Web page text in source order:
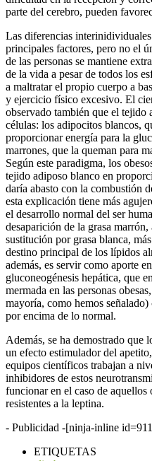
parte del cerebro, pueden
Las diferencias
principales factores, pero no el
de las personas se mantiene
de la vida a pesar de todos los
a maltratar el propio cuerpo a
y ejercicio físico excesivo. El
observado también que el tejido
células: los adipocitos blancos,
proporcionar energía para la
marrones, que la queman para
Según este paradigma, los
tejido adiposo blanco en
daría abasto con la combustión
esta explicación tiene más
el desarrollo normal del ser
desaparición de la grasa
sustitución por grasa blanca,
destino principal de los lípidos
además, es servir como aporte
gluconeogénesis hepática, que
mermada en las personas
mayoría, como hemos
por encima de lo normal.
Además, se ha demostrado que
un efecto estimulador del
equipos científicos trabajan a
inhibidores de estos
funcionar en el caso de aquellos
resistentes a la leptina.
- Publicidad -[ninja-inline
ETIQUETAS